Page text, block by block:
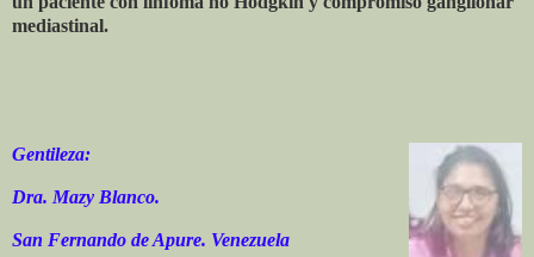
mediastinal.
Gentileza:
Dra. Mazy Blanco.
San Fernando de Apure. Venezuela